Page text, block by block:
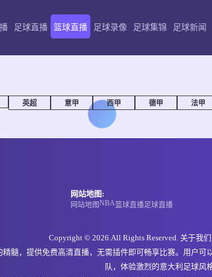
足球直播 篮球直播 足球录像 足球集锦 足球新闻
英超 意甲 西甲 德甲 法甲
网站地图:
网站地图NBA篮球直播足球直播
Copyright © 2026.All Rights Reserved. 关于我们
髓，提供免费高清直播，无需插件即可畅享比赛。用户
队，体验激烈的意大利足球风格